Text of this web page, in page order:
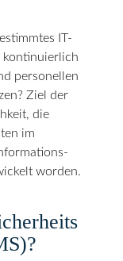
IT-
kontinuierlich
personellen
Ziel der
die
im
worden.